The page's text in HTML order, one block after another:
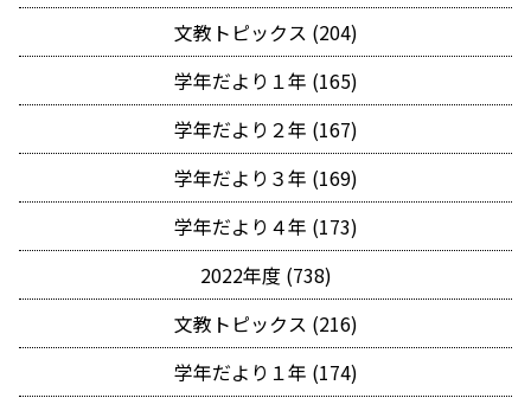
文教トピックス (204)
学年だより１年 (165)
学年だより２年 (167)
学年だより３年 (169)
学年だより４年 (173)
2022年度 (738)
文教トピックス (216)
学年だより１年 (174)